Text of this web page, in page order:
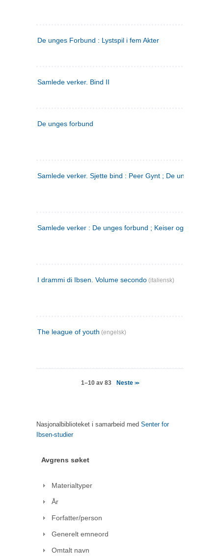
De unges Forbund : Lystspil i fem Akter
Samlede verker. Bind II
De unges forbund
Samlede verker. Sjette bind : Peer Gynt ; De unges
Samlede verker : De unges forbund ; Keiser og Galilæer. 3
I drammi di Ibsen. Volume secondo (italiensk)
The league of youth (engelsk)
1–10 av 83 Neste>>
Nasjonalbiblioteket i samarbeid med Senter for
Ibsen-studier
Avgrens søket
Materialtyper
År
Forfatter/person
Generelt emneord
Omtalt navn